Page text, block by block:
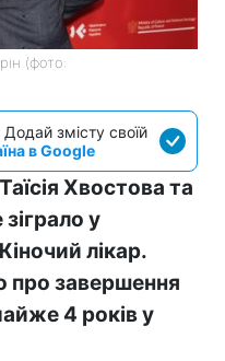
(фото:
змісту своїй
в Google
Хвостова та
у
лікар.
про завершення
4 років у